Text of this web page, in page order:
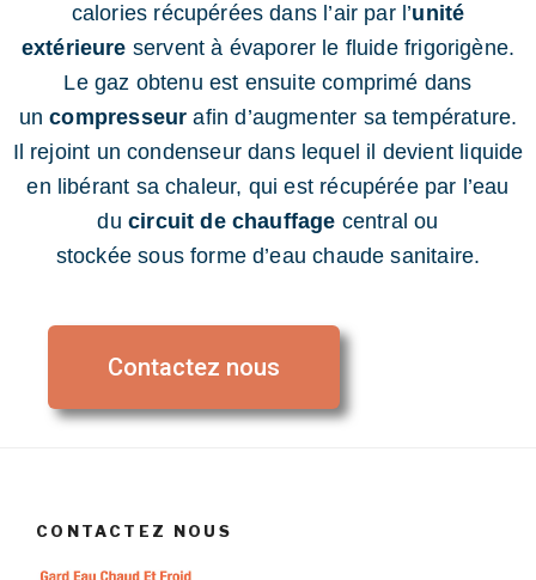
calories récupérées dans l’air par l’unité
extérieure servent à évaporer le fluide frigorigène.
Le gaz obtenu est ensuite comprimé dans
uncompresseur afin d’augmenter sa température.
Il rejoint un condenseur dans lequel il devient liquide
en libérant sa chaleur, qui est récupérée par l’eau
du circuit de chauffage central ou
stockée sous forme d’eau chaude sanitaire.
Contactez nous
CONTACTEZ NOUS